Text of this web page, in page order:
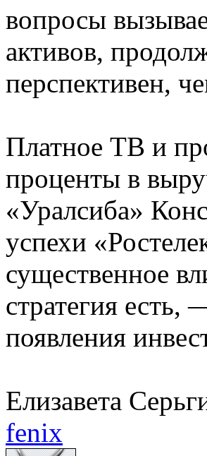
вопросы
активов,
перспективен,
Платное ТВ и
проценты в
«Уралсиба»
успехи
существенное
стратегия
появления
Елизавета
fenix